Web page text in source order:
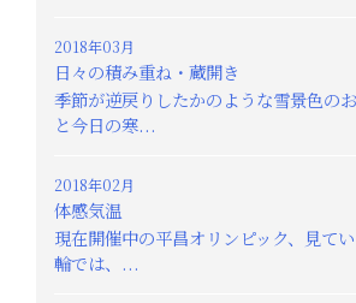
2018年03月
日々の積み重ね・蔵開き
季節が逆戻りしたかのような雪景色の
と今日の寒...
2018年02月
体感気温
現在開催中の平昌オリンピック、見て
輪では、...